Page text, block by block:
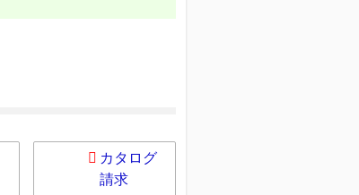
カタログ
請求